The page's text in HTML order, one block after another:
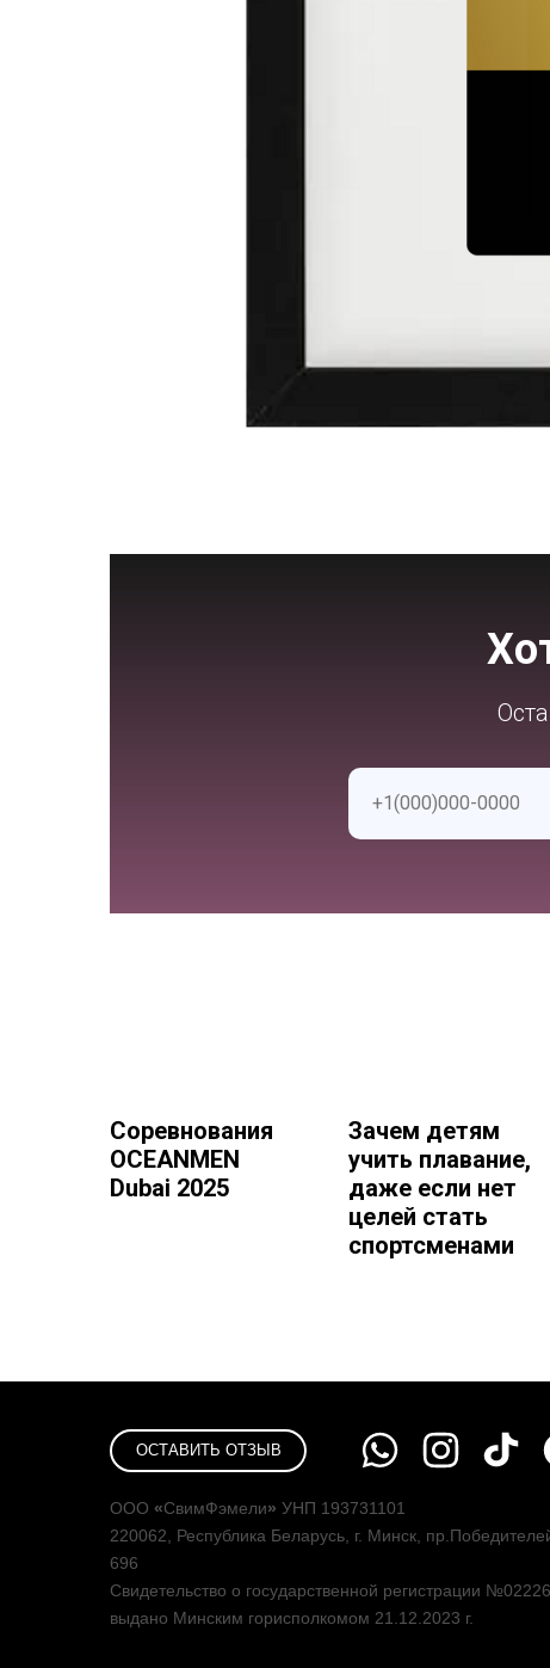
Соревнования
OCEANMEN
Dubai 2025
Зачем детям
учить плавание,
даже если нет
целей стать
спортсменами
ООО «СвимФэмели» УНП 193731101
220062, Республика Беларусь, г. Минск,
696
Свидетельство о государственной регистрации
выдано Минским горисполкомом 21.12.2023 г.
ОСТАВИТЬ ОТЗЫВ